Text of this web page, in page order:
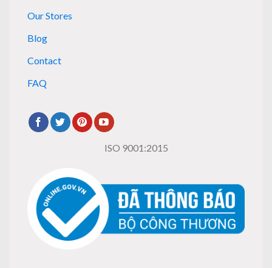
Our Stores
Blog
Contact
FAQ
ISO 9001:2015